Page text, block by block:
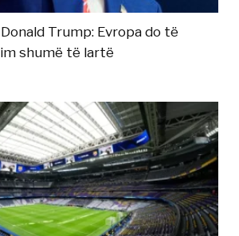
Trump: Evropa do të
shumë të lartë